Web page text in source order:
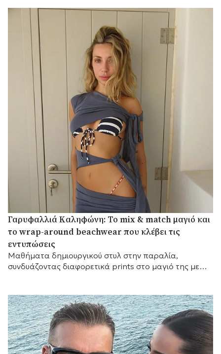
Γαρυφαλλιά Καληφώνη: Το mix & match μαγιό και
το wrap-around beachwear που κλέβει τις
εντυπώσεις
Mαθήματα δημιουργικού στυλ στην παραλία,
συνδυάζοντας διαφορετικά prints στο μαγιό της με